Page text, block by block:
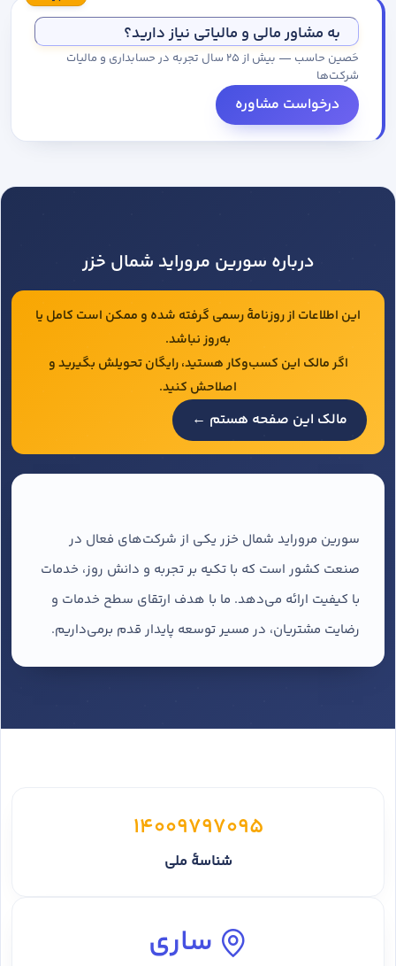
به مشاور مالی و مالیاتی نیاز دارید؟
حَصین حاسب — بیش از ۲۵ سال تجربه در حسابداری و مالیات
شرکت‌ها
درخواست مشاوره
درباره سورین مروراید شمال خزر
این اطلاعات از روزنامهٔ رسمی گرفته شده و ممکن است کامل یا
به‌روز نباشد.
اگر مالک این کسب‌وکار هستید، رایگان تحویلش بگیرید و
اصلاحش کنید.
مالک این صفحه هستم ←
سورین مروراید شمال خزر یکی از شرکت‌های فعال در
صنعت کشور است که با تکیه بر تجربه و دانش روز، خدمات
با کیفیت ارائه می‌دهد. ما با هدف ارتقای سطح خدمات و
رضایت مشتریان، در مسیر توسعه پایدار قدم برمی‌داریم.
14009797095
شناسهٔ ملی
ساری